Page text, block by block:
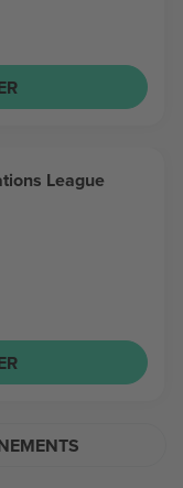
League